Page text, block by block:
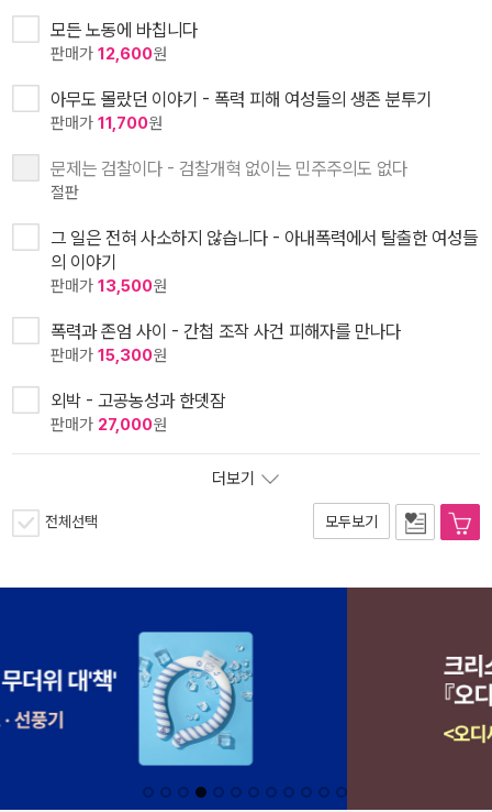
모든 노동에 바칩니다
판매가 12,600원
아무도 몰랐던 이야기 - 폭력 피해 여성들의 생존 분투기
판매가 11,700원
문제는 검찰이다 - 검찰개혁 없이는 민주주의도 없다
절판
그 일은 전혀 사소하지 않습니다 - 아내폭력에서 탈출한 여성들
의 이야기
판매가 13,500원
폭력과 존엄 사이 - 간첩 조작 사건 피해자를 만나다
판매가 15,300원
외박 - 고공농성과 한뎃잠
판매가 27,000원
더보기
전체선택 모두보기